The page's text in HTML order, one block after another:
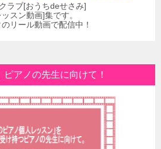
ラブ[おうちdeせさみ]
スン動画]集です。
リール動画で配信中！
アノの先生に向けて！